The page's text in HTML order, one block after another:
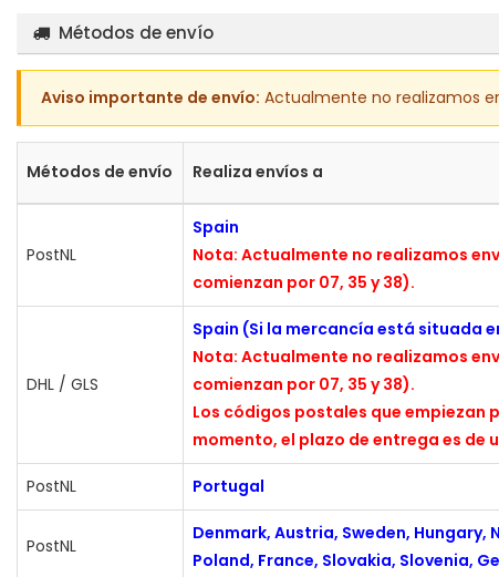
Métodos de envío
Aviso importante de envío: Actualmente no realizamos
Métodos de envío Realiza envíos a
PostNL
Spain
Nota: Actualmente no realizamos
comienzan por 07, 35 y 38).
DHL / GLS
Spain (Si la mercancía está situada
Nota: Actualmente no realizamos
comienzan por 07, 35 y 38).
Los códigos postales que empiezan
momento, el plazo de entrega es de
PostNL Portugal
PostNL
Denmark, Austria, Sweden,
Poland, France, Slovakia, Slovenia,